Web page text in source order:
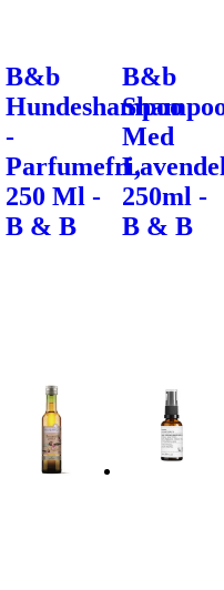
B&b
Hundeshampoo
-
Parfumefri,
250 Ml -
B & B
B&b
Med
250ml -
B & B